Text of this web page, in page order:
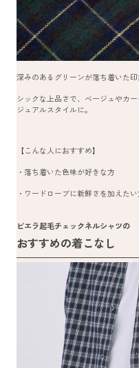
深みのあるグリーンが落ち着いた印
シックな上品さで、ベージュやカ
ジュアルスタイルに。
【こんな人におすすめ】
・落ち着いた色味が好きな方
・ワードローブに新鮮さを加えたい
ビエラ起毛チェックネルシャツの
おすすめの着こなし